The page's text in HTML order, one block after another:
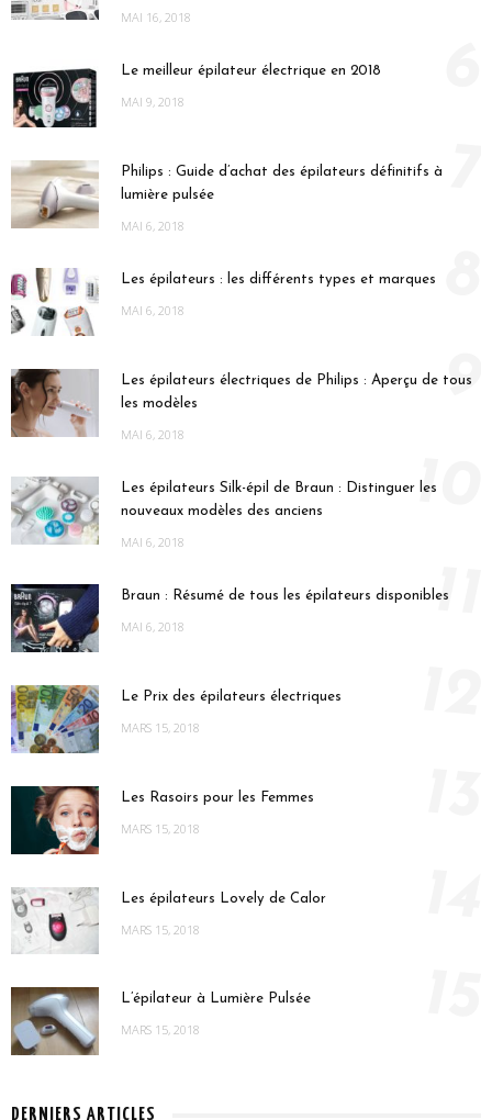
MAI 16, 2018
Le meilleur épilateur électrique en 2018
MAI 9, 2018
Philips : Guide d’achat des épilateurs définitifs à
lumière pulsée
MAI 6, 2018
Les épilateurs : les différents types et marques
MAI 6, 2018
Les épilateurs électriques de Philips : Aperçu de tous
les modèles
MAI 6, 2018
9
Les épilateurs Silk-épil de Braun : Distinguer les
nouveaux modèles des anciens
MAI 6, 2018
10
Braun : Résumé de tous les épilateurs disponibles
MAI 6, 2018 11
Le Prix des épilateurs électriques
MARS 15, 2018
Les Rasoirs pour les Femmes
MARS 15, 2018
Les épilateurs Lovely de Calor
MARS 15, 2018
L’épilateur à Lumière Pulsée
MARS 15, 2018
DERNIERS ARTICLES